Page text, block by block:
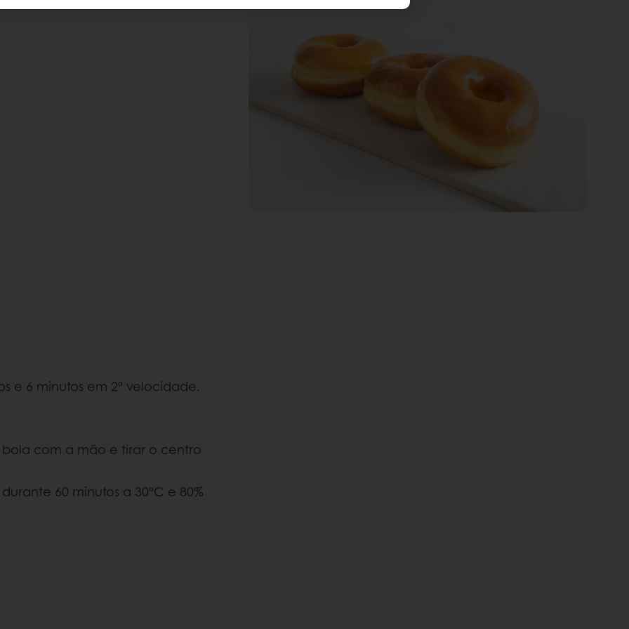
e 6 minutos em 2ª velocidade.
com a mão e tirar o centro
60 minutos a 30ºC e 80%